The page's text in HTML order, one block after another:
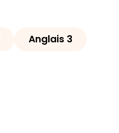
Anglais 3